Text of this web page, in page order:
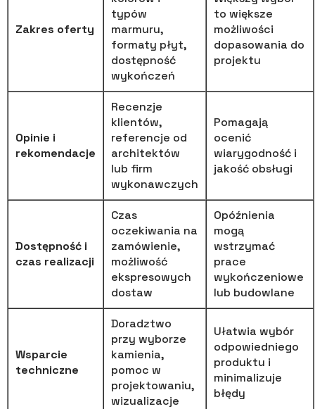
Zakres oferty
typów
marmuru,
formaty płyt,
dostępność
wykończeń
to większe
możliwości
dopasowania do
projektu
Opinie i
rekomendacje
Recenzje
klientów,
referencje od
architektów
lub firm
wykonawczych
Pomagają
ocenić
wiarygodność i
jakość obsługi
Dostępność i
czas realizacji
Czas
oczekiwania na
zamówienie,
możliwość
ekspresowych
dostaw
Opóźnienia
mogą
wstrzymać
prace
wykończeniowe
lub budowlane
Wsparcie
techniczne
Doradztwo
przy wyborze
kamienia,
pomoc w
projektowaniu,
wizualizacje
Ułatwia wybór
odpowiedniego
produktu i
minimalizuje
błędy